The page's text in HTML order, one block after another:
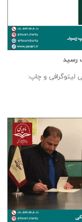
لیتوگرافی و چاپ: